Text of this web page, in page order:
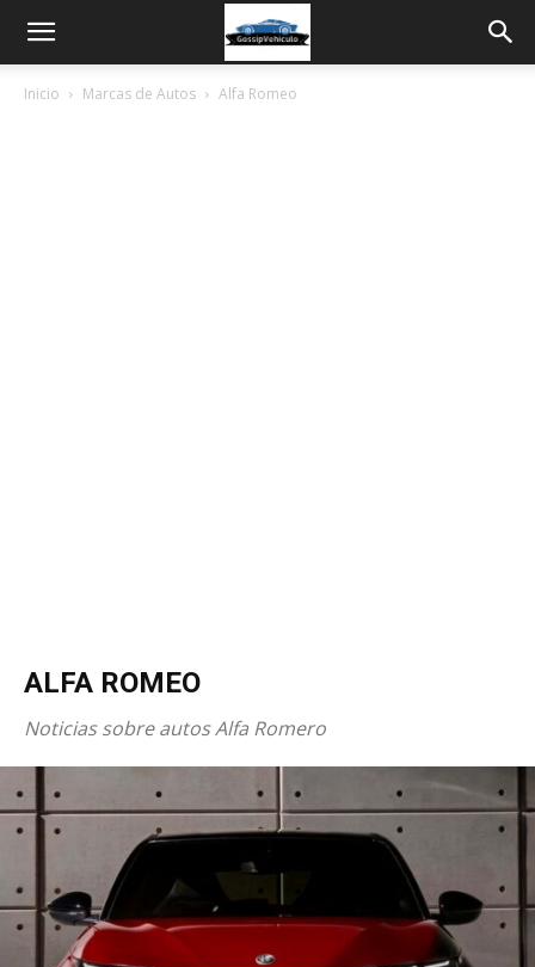
Inicio Marcas de Autos Alfa Romeo
ALFA ROMEO
Noticias sobre autos Alfa Romero